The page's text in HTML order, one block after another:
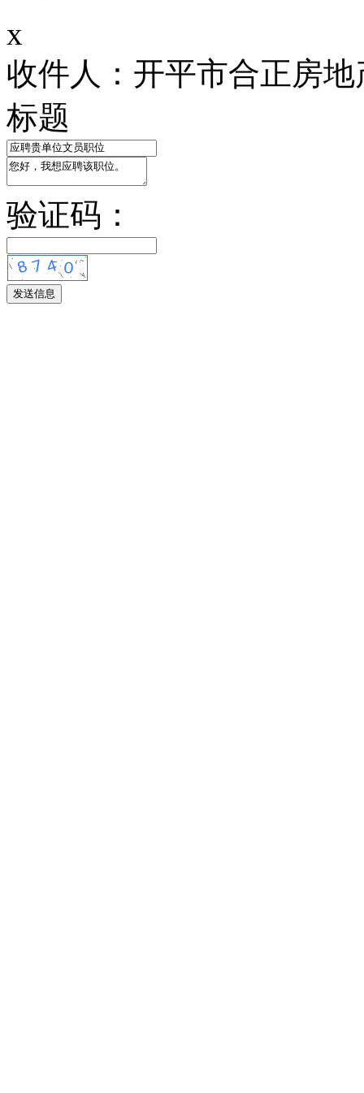
x
收件人：开平市合正房
标题
验证码：